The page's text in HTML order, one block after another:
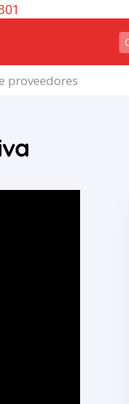
proveedores